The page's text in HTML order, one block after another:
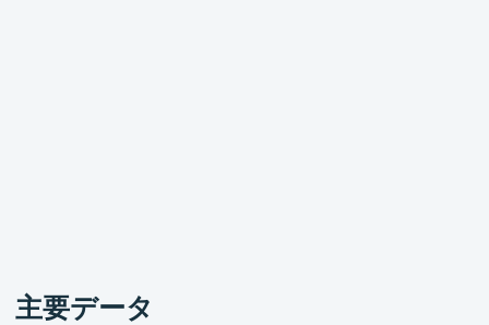
主要データ